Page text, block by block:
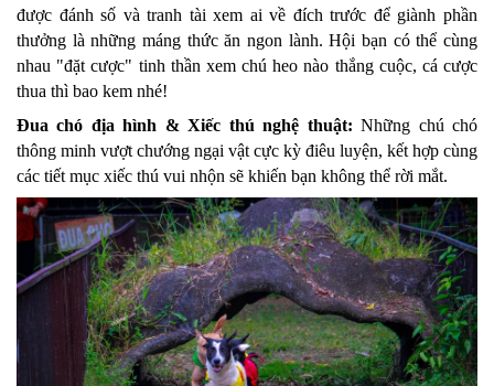
được đánh số và tranh tài xem ai về đích trước để giành phần
thưởng là những máng thức ăn ngon lành. Hội bạn có thể cùng
nhau "đặt cược" tinh thần xem chú heo nào thắng cuộc, cá cược
thua thì bao kem nhé!
Đua chó địa hình & Xiếc thú nghệ thuật: Những chú chó
thông minh vượt chướng ngại vật cực kỳ điêu luyện, kết hợp cùng
các tiết mục xiếc thú vui nhộn sẽ khiến bạn không thể rời mắt.